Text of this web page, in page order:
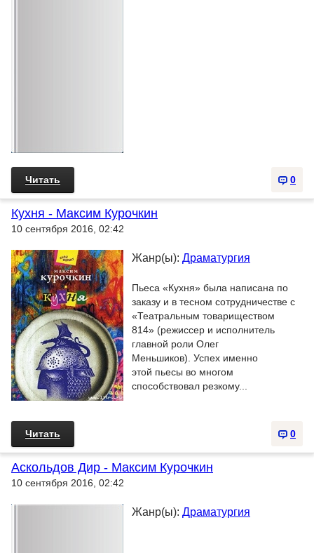
0
Читать
Кухня - Максим Курочкин
10 сентября 2016, 02:42
Жанр(ы): Драматургия
Пьеса «Кухня» была написана по
заказу и в тесном сотрудничестве с
«Театральным товариществом
814» (режиссер и исполнитель
главной роли Олег
Меньшиков). Успех именно
этой пьесы во многом
способствовал резкому...
0
Читать
Аскольдов Дир - Максим Курочкин
10 сентября 2016, 02:42
Жанр(ы): Драматургия